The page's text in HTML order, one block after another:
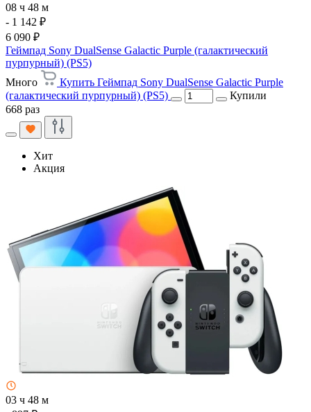
08 ч 48 м
- 1 142 ₽
6 090 ₽
Геймпад Sony DualSense Galactic Purple (галактический
пурпурный) (PS5)
Много
Купить Геймпад Sony DualSense Galactic Purple
(галактический пурпурный) (PS5)
Купили
668 раз
Хит
Акция
03 ч 48 м